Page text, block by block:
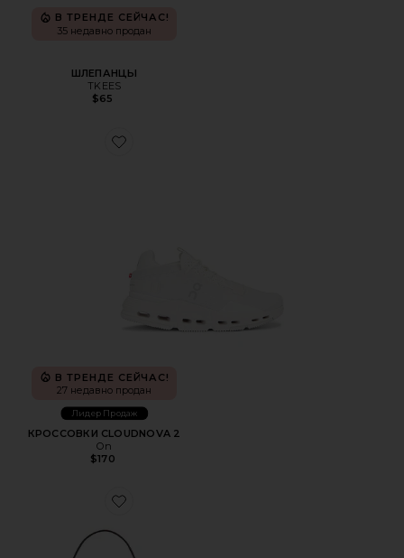
В ТРЕНДЕ СЕЙЧАС!
35 недавно продан
ШЛЕПАНЦЫ
TKEES
$65
Favorite КРОССОВКИ CLOUDNOVA 2
В ТРЕНДЕ СЕЙЧАС!
27 недавно продан
Лидер Продаж
КРОССОВКИ CLOUDNOVA 2
On
$170
Favorite СУМКА НА ПЛЕЧО, 26 ДЮЙМОВ CRYSTAL